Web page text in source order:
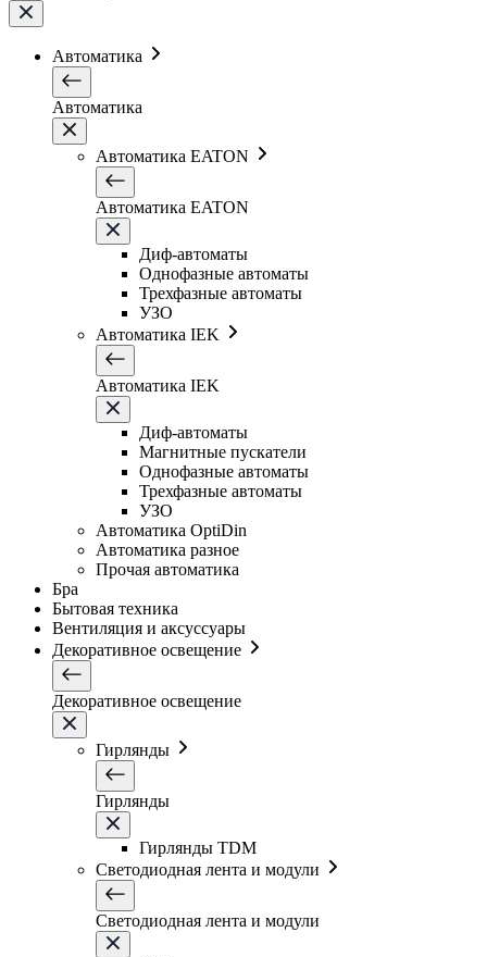
Автоматика
Автоматика
Автоматика EATON
Автоматика EATON
Диф-автоматы
Однофазные автоматы
Трехфазные автоматы
УЗО
Автоматика IEK
Автоматика IEK
Диф-автоматы
Магнитные пускатели
Однофазные автоматы
Трехфазные автоматы
УЗО
Автоматика OptiDin
Автоматика разное
Прочая автоматика
Бра
Бытовая техника
Вентиляция и аксуссуары
Декоративное освещение
Декоративное освещение
Гирлянды
Гирлянды
Гирлянды TDM
Светодиодная лента и модули
Светодиодная лента и модули